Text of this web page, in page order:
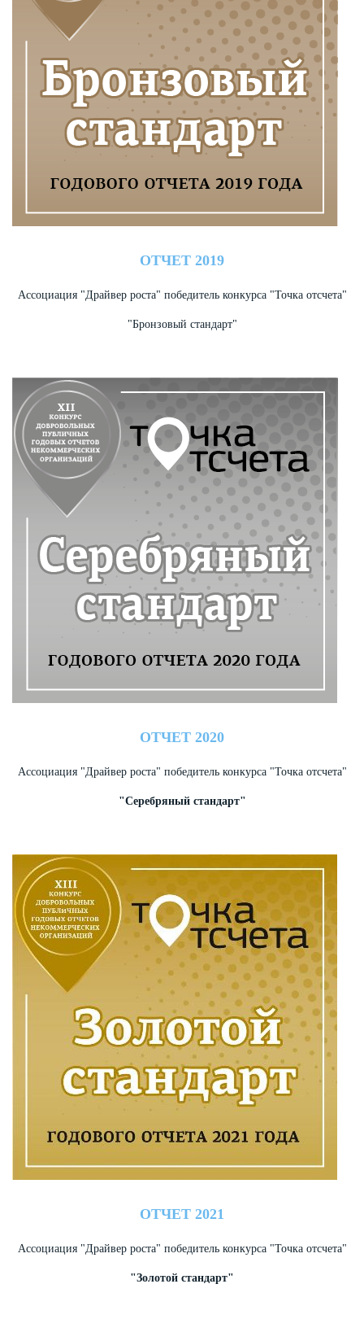
ОТЧЕТ 2019
Ассоциация "Драйвер роста" победитель конкурса "Точка отсчета"
"Бронзовый стандарт"
ОТЧЕТ 2020
Ассоциация "Драйвер роста" победитель конкурса "Точка отсчета"
"Серебряный стандарт"
ОТЧЕТ 2021
Ассоциация "Драйвер роста" победитель конкурса "Точка отсчета"
"Золотой стандарт"